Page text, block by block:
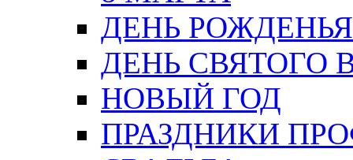
ДЕНЬ РОЖДЕНЬЯ
ДЕНЬ СВЯТОГО
НОВЫЙ ГОД
ПРАЗДНИКИ